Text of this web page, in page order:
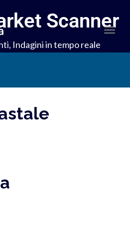
Scanner
Indagini in tempo reale